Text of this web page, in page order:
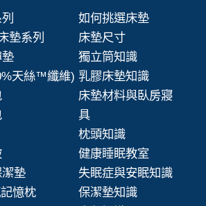
墊系列
天絲™纖維)
墊
憶枕
如何挑選床墊
床墊尺寸
獨立筒知識
乳膠床墊知識
床墊材料與臥房寢
具
枕頭知識
健康睡眠教室
失眠症與安眠知識
保潔墊知識